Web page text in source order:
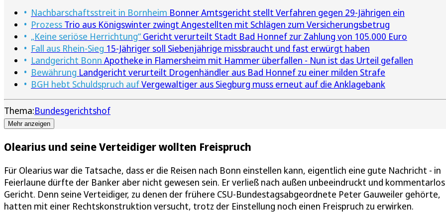
Nachbarschaftsstreit in Bornheim Bonner Amtsgericht stellt Verfahren gegen 29-Jährigen ein
Prozess Trio aus Königswinter zwingt Angestellten mit Schlägen zum Versicherungsbetrug
„Keine seriöse Herrichtung“ Gericht verurteilt Stadt Bad Honnef zur Zahlung von 105.000 Euro
Fall aus Rhein-Sieg 15-Jähriger soll Siebenjährige missbraucht und fast erwürgt haben
Landgericht Bonn Apotheke in Flamersheim mit Hammer überfallen - Nun ist das Urteil gefallen
Bewährung Landgericht verurteilt Drogenhändler aus Bad Honnef zu einer milden Strafe
BGH hebt Schuldspruch aufVergewaltiger aus Siegburg muss erneut auf die Anklagebank
Thema:Bundesgerichtshof
Mehr anzeigen
Olearius und seine Verteidiger wollten Freispruch
Für Olearius war die Tatsache, dass er die Reisen nach Bonn einstellen kann, eigentlich eine gute Nachricht - in
Feierlaune dürfte der Banker aber nicht gewesen sein. Er verließ nach außen unbeeindruckt und
Gericht. Denn seine Verteidiger, zu denen der frühere CSU-Bundestagsabgeordnete Peter Gauweiler gehörte,
hatten mit einer Rechtskonstruktion versucht, trotz der Einstellung noch einen Freispruch zu erwirken.